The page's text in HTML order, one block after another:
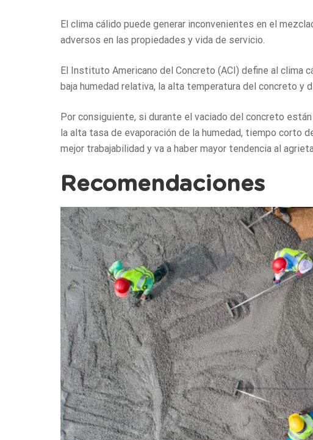
El clima cálido puede generar inconvenientes en el
adversos en las propiedades y vida de servicio.
El Instituto Americano del Concreto (ACI) define al clima
baja humedad relativa, la alta temperatura del concreto y
Por consiguiente, si durante el vaciado del concreto
la alta tasa de evaporación de la humedad, tiempo corto
mejor trabajabilidad y va a haber mayor tendencia al
Recomendaciones